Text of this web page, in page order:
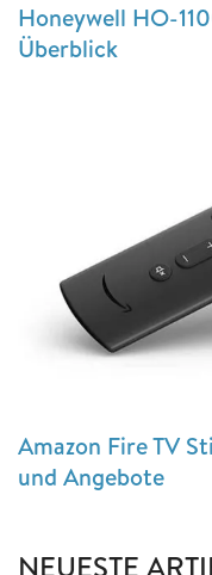
Honeywell HO-
Überblick
Amazon Fire TV
und Angebote
NEUESTE